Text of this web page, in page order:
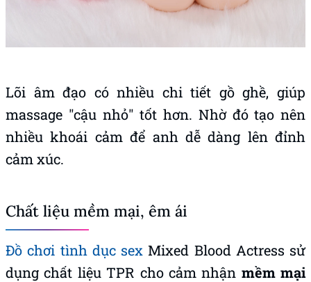
Lõi âm đạo có nhiều chi tiết gồ ghề, giúp
massage "cậu nhỏ" tốt hơn. Nhờ đó tạo nên
nhiều khoái cảm để anh dễ dàng lên đỉnh
cảm xúc.
Chất liệu mềm mại, êm ái
Đồ chơi tình dục sex Mixed Blood Actress sử
dụng chất liệu TPR cho cảm nhận mềm mại